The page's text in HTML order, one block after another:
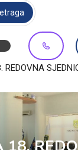
REDOVNA